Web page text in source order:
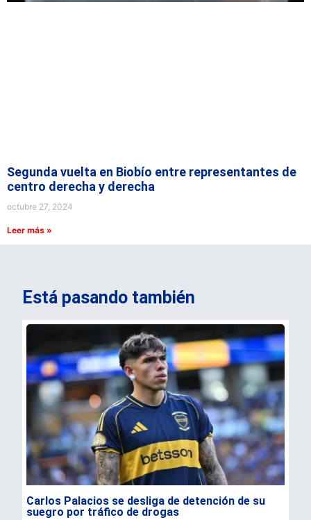
Segunda vuelta en Biobío entre representantes de
centro derecha y derecha
octubre 27, 2024
Leer más »
Está pasando también
Carlos Palacios se desliga de detención de su
suegro por tráfico de drogas